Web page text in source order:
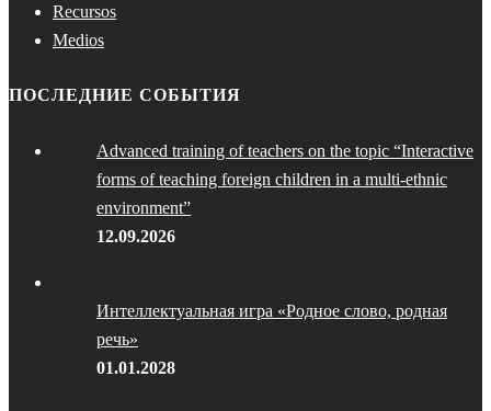
Recursos
Medios
ПОСЛЕДНИЕ СОБЫТИЯ
Advanced training of teachers on the topic “Interactive
forms of teaching foreign children in a multi-ethnic
environment”
12.09.2026
Интеллектуальная игра «Родное слово, родная
речь»
01.01.2028